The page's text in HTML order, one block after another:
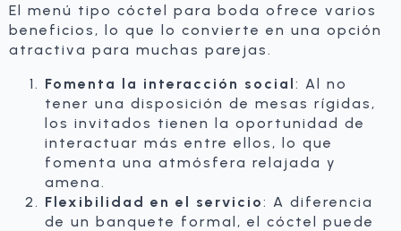
El menú tipo cóctel para boda ofrece varios
beneficios, lo que lo convierte en una opción
atractiva para muchas parejas.
Fomenta la interacción social: Al no
tener una disposición de mesas rígidas,
los invitados tienen la oportunidad de
interactuar más entre ellos, lo que
fomenta una atmósfera relajada y
amena.
Flexibilidad en el servicio: A diferencia
de un banquete formal, el cóctel puede